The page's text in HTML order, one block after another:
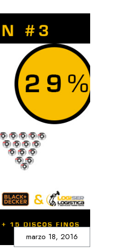
marzo 18, 2016